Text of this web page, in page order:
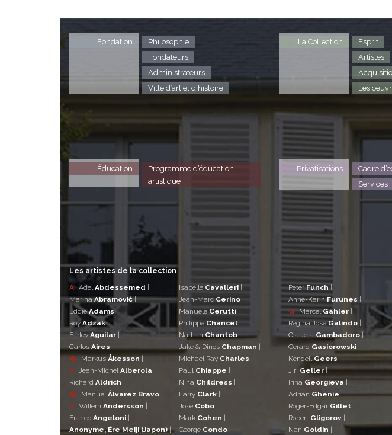
Fondation
Philosophie
Fondateurs
Administrateurs
Ville d’art et d’histoire
La Collection
Esprit
Artistes
Les
Éducation
Programme d’éducation
artistique
Privatisations
Cadre
Services
Les artistes de la collection
A AdelAbdessemed
MarinaAbramović|
EddieAdams|
RoyAdzak|
FarleyAguilar
Carlos Aires
�
Markus Åkesson
A Jean-MichelAlberola
Richard Aldrich
�
ManuelÁlvarez Bravo
A Willem Andersson
Franco Angeloni
Anonyme, Ère Meiji (Japon)|
Isabelle Cavalleri
Jean-Marc Cerino
Manuele Cerutti
Philippe Chancel
NathanChantob|
Jake & Dinos Chapman
Michael Ray Charles
Paul Chiappe
Nina Childress
Larry Clark
José Cobo
Mark Cohen
George Condo
PeterFunch|
Anne-KarinFurunes
G MarcelGähler
Regina JoséGalindo
Claudia Gambadoro|
Gérard Gasiorowski
KendellGeers|
Jiri Geller|
Irina Georgieva|
Adrian Ghenie|
Roger-Edgar Gillet
Robert Gligorov
Nan Goldin